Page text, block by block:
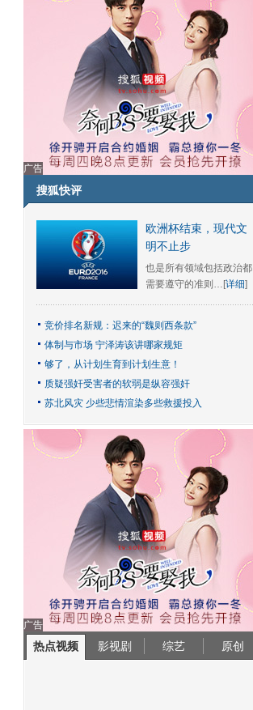
广告
搜狐快评
欧洲杯结束，现代文
明不止步
也是所有领域包括政治都
需要遵守的准则…[详细]
竞价排名新规：迟来的“魏则西条款”
体制与市场 宁泽涛该讲哪家规矩
够了，从计划生育到计划生意！
质疑强奸受害者的软弱是纵容强奸
苏北风灾 少些悲情渲染多些救援投入
广告
热点视频 影视剧 综艺 原创